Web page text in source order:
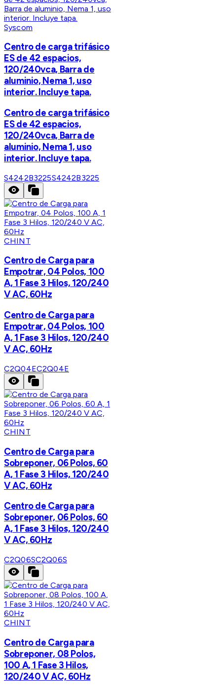
Syscom
Centro de carga trifásico
ES de 42 espacios,
120/240vca, Barra de
aluminio, Nema 1, uso
interior. Incluye tapa.
Centro de carga trifásico
ES de 42 espacios,
120/240vca, Barra de
aluminio, Nema 1, uso
interior. Incluye tapa.
S4242B3225S4242B3225
CHINT
Centro de Carga para
Empotrar, 04 Polos, 100
A, 1 Fase 3 Hilos, 120/240
V AC, 60Hz
Centro de Carga para
Empotrar, 04 Polos, 100
A, 1 Fase 3 Hilos, 120/240
V AC, 60Hz
C2Q04EC2Q04E
CHINT
Centro de Carga para
Sobreponer, 06 Polos, 60
A, 1 Fase 3 Hilos, 120/240
V AC, 60Hz
Centro de Carga para
Sobreponer, 06 Polos, 60
A, 1 Fase 3 Hilos, 120/240
V AC, 60Hz
C2Q06SC2Q06S
CHINT
Centro de Carga para
Sobreponer, 08 Polos,
100 A, 1 Fase 3 Hilos,
120/240 V AC, 60Hz